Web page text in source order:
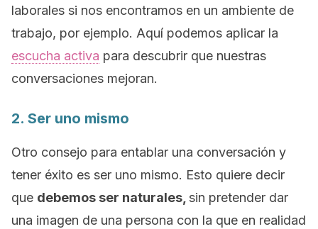
laborales si nos encontramos en un ambiente de
trabajo, por ejemplo. Aquí podemos aplicar la
escucha activa para descubrir que nuestras
conversaciones mejoran.
2. Ser uno mismo
Otro consejo para entablar una conversación y
tener éxito es ser uno mismo. Esto quiere decir
que debemos ser naturales, sin pretender dar
una imagen de una persona con la que en realidad